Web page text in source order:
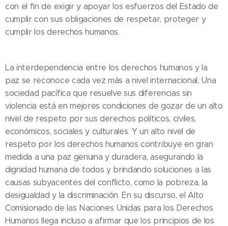
con el fin de exigir y apoyar los esfuerzos del Estado de
cumplir con sus obligaciones de respetar, proteger y
cumplir los derechos humanos.
La interdependencia entre los derechos humanos y la
paz se reconoce cada vez más a nivel internacional. Una
sociedad pacífica que resuelve sus diferencias sin
violencia está en mejores condiciones de gozar de un alto
nivel de respeto por sus derechos políticos, civiles,
económicos, sociales y culturales. Y un alto nivel de
respeto por los derechos humanos contribuye en gran
medida a una paz genuina y duradera, asegurando la
dignidad humana de todos y brindando soluciones a las
causas subyacentes del conflicto, como la pobreza, la
desigualdad y la discriminación. En su discurso, el Alto
Comisionado de las Naciones Unidas para los Derechos
Humanos llega incluso a afirmar que los principios de los